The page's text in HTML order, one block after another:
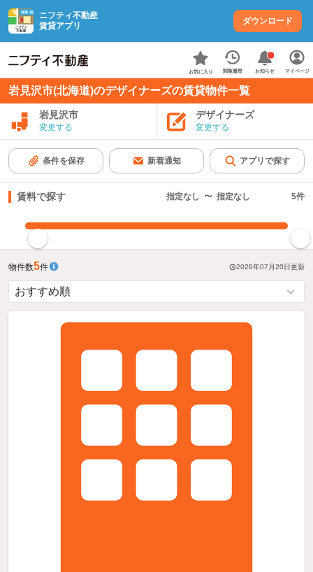
ニフティ不動産
賃貸アプリ
ダウンロード
お気に入り 閲覧履歴 お知らせ マイページ
岩見沢市(北海道)のデザイナーズの賃貸物件一覧
岩見沢市
変更する
デザイナーズ
変更する
条件を保存 新着通知 アプリで探す
賃料で探す 指定なし 〜 指定なし 5件
物件数5件 2026年07月20日更新